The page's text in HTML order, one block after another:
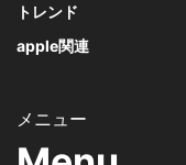
トレンド
apple関連